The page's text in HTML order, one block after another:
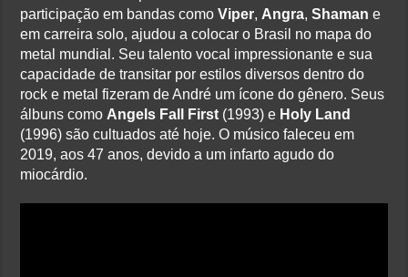
participação em bandas comoViper, Angra,Shaman e
em carreira solo, ajudou a colocar o Brasil no mapa do
metal mundial. Seu talento vocal impressionante e sua
capacidade de transitar por estilos diversos dentro do
rock e metal fizeram de André um ícone do gênero. Seus
álbuns como Angels Fall First (1993) e Holy Land
(1996) são cultuados até hoje. O músico faleceu em
2019, aos 47 anos, devido a um infarto agudo do
miocárdio.